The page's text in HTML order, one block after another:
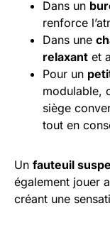
Dans un
renforce
Dans une
relaxant et
Pour un
modulable,
siège
tout en
Un fauteuil
également jouer
créant une